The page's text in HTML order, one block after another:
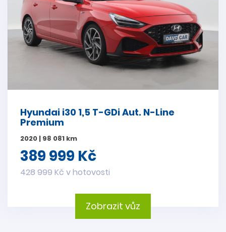
Hyundai i30 1,5 T-GDi Aut. N-Line
Premium
2020 | 98 081 km
389 999 Kč
428 999 Kč v hotovosti
Zobrazit vůz